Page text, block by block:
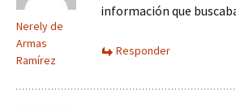
Nerely de
Armas
Ramírez
información que
Responder